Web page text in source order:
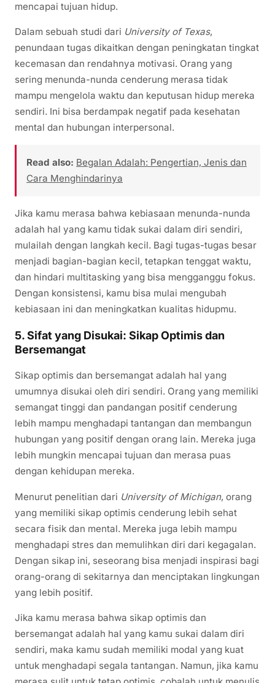
mencapai tujuan hidup.
Dalam sebuah studi dari University of Texas,
penundaan tugas dikaitkan dengan peningkatan tingkat
kecemasan dan rendahnya motivasi. Orang yang
sering menunda-nunda cenderung merasa tidak
mampu mengelola waktu dan keputusan hidup mereka
sendiri. Ini bisa berdampak negatif pada kesehatan
mental dan hubungan interpersonal.
Read also: Begalan Adalah: Pengertian, Jenis dan
Cara Menghindarinya
Jika kamu merasa bahwa kebiasaan menunda-nunda
adalah hal yang kamu tidak sukai dalam diri sendiri,
mulailah dengan langkah kecil. Bagi tugas-tugas besar
menjadi bagian-bagian kecil, tetapkan tenggat waktu,
dan hindari multitasking yang bisa mengganggu fokus.
Dengan konsistensi, kamu bisa mulai mengubah
kebiasaan ini dan meningkatkan kualitas hidupmu.
5. Sifat yang Disukai: Sikap Optimis dan
Bersemangat
Sikap optimis dan bersemangat adalah hal yang
umumnya disukai oleh diri sendiri. Orang yang memiliki
semangat tinggi dan pandangan positif cenderung
lebih mampu menghadapi tantangan dan membangun
hubungan yang positif dengan orang lain. Mereka juga
lebih mungkin mencapai tujuan dan merasa puas
dengan kehidupan mereka.
Menurut penelitian dari University of Michigan, orang
yang memiliki sikap optimis cenderung lebih sehat
secara fisik dan mental. Mereka juga lebih mampu
menghadapi stres dan memulihkan diri dari kegagalan.
Dengan sikap ini, seseorang bisa menjadi inspirasi bagi
orang-orang di sekitarnya dan menciptakan lingkungan
yang lebih positif.
Jika kamu merasa bahwa sikap optimis dan
bersemangat adalah hal yang kamu sukai dalam diri
sendiri, maka kamu sudah memiliki modal yang kuat
untuk menghadapi segala tantangan. Namun, jika kamu